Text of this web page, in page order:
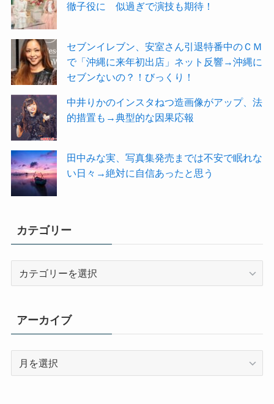
徹子役に 似過ぎで演技も期待！
セブンイレブン、安室さん引退特番中のＣＭ
で「沖縄に来年初出店」ネット反響→沖縄に
セブンないの？！びっくり！
中井りかのインスタねつ造画像がアップ、法
的措置も→典型的な因果応報
田中みな実、写真集発売までは不安で眠れな
い日々→絶対に自信あったと思う
カテゴリー
ー
アーカイブ